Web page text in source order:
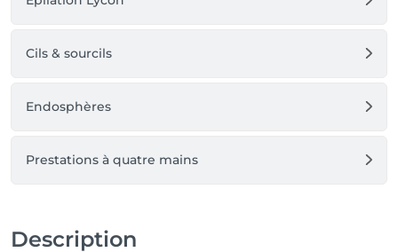
Cils & sourcils
Endosphères
Prestations à quatre mains
Description